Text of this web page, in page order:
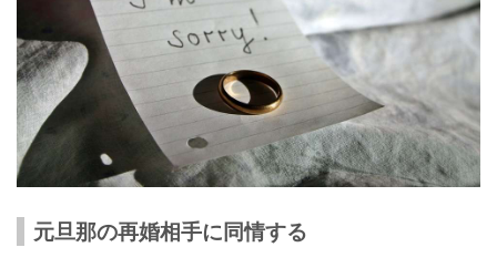
元旦那の再婚相手に同情する